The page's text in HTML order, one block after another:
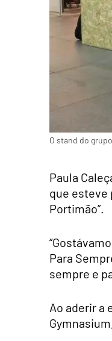
O stand do
Paula
que esteve
Portimão”.
Para
sempre e
Ao aderir a